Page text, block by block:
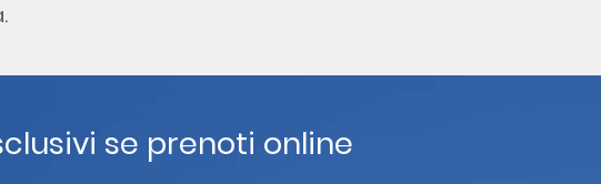
se prenoti online